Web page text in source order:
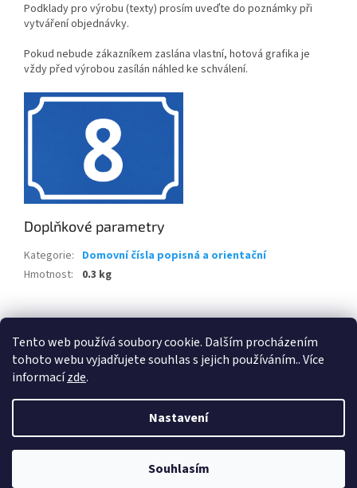
Tento web používá soubory cookie. Dalším procházením
tohoto webu vyjadřujete souhlas s jejich používáním.. Více
informacízde.
Nastavení
Souhlasím
Podklady pro výrobu (texty) prosím uveďte do poznámky při
vytváření objednávky.
Pokud nebude zákazníkem zaslána vlastní, hotová grafika je
vždy před výrobou zasílán náhled ke schválení.
Doplňkové parametry
Kategorie: Domovní čísla popisná a orientační
Hmotnost: 0.3 kg
Z
Retro-Darky.cz Krowki.cz
Vytvořil Shoptet
Cedule-Cedulky.cz. Všechna práva vyhrazena.